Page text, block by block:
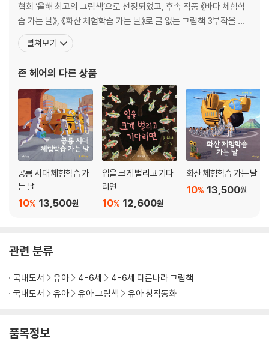
협회 ‘올해 최고의 그림책’으로 선정되었고, 후속 작품 《바다 체험학
습 가는 날》, 《화산 체험학습 가는 날》로 글 없는 그림책 3부작을 완
성했습니다. 낚시를 좋아하는 존 헤어는 언젠가 낚시하고 남은 미끼
용 피라미 몇 마리를 다음 번 낚시할 때 쓰려고 금붕어 어항에 풀어놓
라미들이 어항 안에서 아주 행복하게
펼쳐보기
존 헤어의 다른 상품
공룡 시대 체험학습 가
는 날
13,500원
10%
입을 크게 벌리고 기다
리면
12,600원
10%
화산 체험학습 가는 날
13,500원
10%
관련 분류
국내도서 유아 4-6세
4-6세 다른나라 그림책
국내도서
유아 유아 그림책 유아 창작동화
품목정보